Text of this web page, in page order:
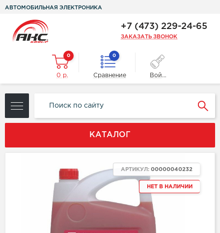
АВТОМОБИЛЬНАЯ ЭЛЕКТРОНИКА
+7 (473) 229-24-65
ЗАКАЗАТЬ ЗВОНОК
0
0 р.
0
Сравнение Войти
КАТАЛОГ
НЕТ В НАЛИЧИИ
АРТИКУЛ: 00000040232